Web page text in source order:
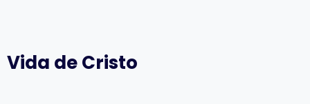
Vida de Cristo